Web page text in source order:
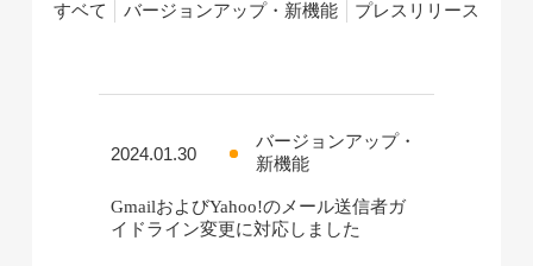
すベて バージョンアップ・新機能 プレスリリース
2024.01.30
バージョンアップ・
新機能
GmailおよびYahoo!のメール送信者ガ
イドライン変更に対応しました